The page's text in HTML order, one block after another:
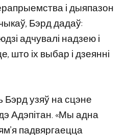
і дыяпазон
Бэрд дадаў:
адчувалі надзею і
што іх выбар і дзеянні
узяў на сцэне
Адэпітан. «Мы адна
падвяргаецца